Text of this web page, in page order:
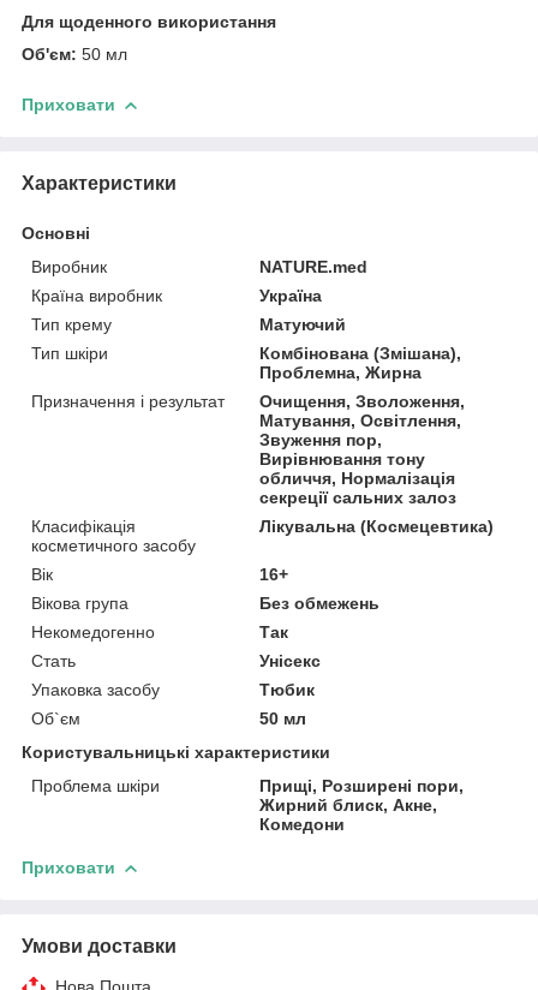
Для щоденного використання
Об'єм: 50 мл
Приховати
Характеристики
Основні
Виробник
NATURE.med
Країна виробник
Україна
Тип крему
Матуючий
Тип шкіри
Комбінована (Змішана),
Проблемна, Жирна
Призначення і результат
Очищення, Зволоження,
Матування, Освітлення,
Звуження пор,
Вирівнювання тону
обличчя, Нормалізація
секреції сальних залоз
Класифікація
косметичного засобу
Лікувальна (Космецевтика)
Вік
16+
Вікова група
Без обмежень
Некомедогенно
Так
Стать
Унісекс
Упаковка засобу
Тюбик
Об`єм
50 мл
Користувальницькі характеристики
Проблема шкіри
Прищі, Розширені пори,
Жирний блиск, Акне,
Комедони
Приховати
Умови доставки
Нова Пошта